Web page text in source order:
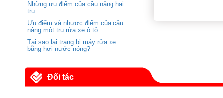
Những ưu điểm của cầu nâng hai
trụ
Ưu điểm và nhược điểm của cầu
nâng một trụ rửa xe ô tô.
Tại sao lại trang bị máy rửa xe
bằng hơi nước nóng?
Đối tác